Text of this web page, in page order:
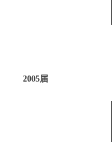
2005届